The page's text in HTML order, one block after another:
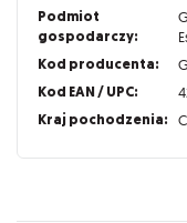
Podmiot
gospodarczy:
Kod producenta:
Kod EAN / UPC:
Kraj pochodzenia: